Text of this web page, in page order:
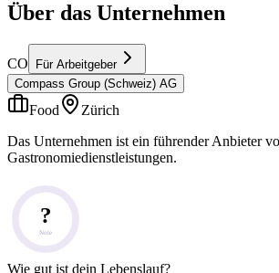
Über das Unternehmen
CO
Für Arbeitgeber
Compass Group (Schweiz) AG
Food
Zürich
Das Unternehmen ist ein führender Anbieter
Gastronomiedienstleistungen.
?
Note
Wie gut ist dein Lebenslauf?